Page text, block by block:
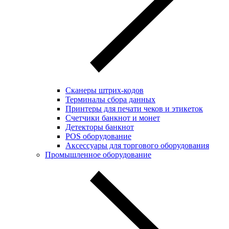
Сканеры штрих-кодов
Терминалы сбора данных
Принтеры для печати чеков и этикеток
Cчетчики банкнот и монет
Детекторы банкнот
POS оборудование
Аксессуары для торгового оборудования
Промышленное оборудование